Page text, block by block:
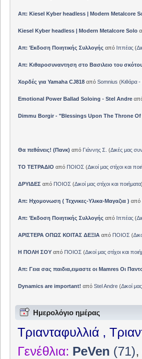
Απ: Kiesel Kyber headless | Modern Metalcore
Kiesel Kyber headless | Modern Metalcore Solo
Απ: Έκδοση Ποιητικής Συλλογής από Ιππέας(
Απ: Κιθαροσυναντηση στο Βασιλειο του
Χορδές για Yamaha CJ818από Somnius (Κιθάρα -
Emotional Power Ballad Soloing - Stel Andre
Dimmu Borgir - "Blessings Upon The Throne
Θα πεθάνεις! (Πανκ) από Γιάννης Σ. (Δικές μας
ΤΟ ΤΕΤΡΑΔΙΟ από ΠΟΙΟΣ (Δικοί μας στίχοι και
ΔΡΥΙΔΕΣ από ΠΟΙΟΣ (Δικοί μας στίχοι και ποιήματα)
Απ: Ηχομονωση ( Τεχνικες-Υλικα-Μαγαζια ) από
Απ: Έκδοση Ποιητικής Συλλογής από Ιππέας(
ΑΡΙΣΤΕΡΑ ΟΠΩΣ ΚΟΙΤΑΣ ΔΕΞΙΑαπό ΠΟΙΟΣ (
Η ΠΟΛΗ ΣΟΥαπό ΠΟΙΟΣ (Δικοί μας στίχοι και
Απ: Γεια σας παιδια,ειμαστε οι Mamres Οι
Dynamics are important! από Stel Andre(Δικοί
Ημερολόγιο ημέρας
Τριανταφυλλιά ,
Γενέθλια: PeVen (71),